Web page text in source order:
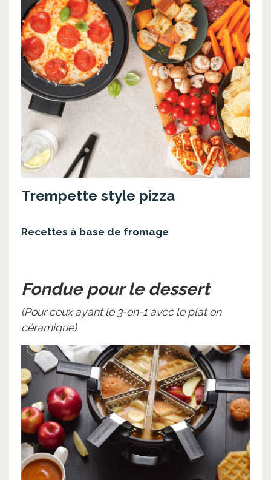
Trempette style pizza
Recettes à base de fromage
Fondue pour le dessert
(Pour ceux ayant le 3-en-1 avec le plat en
céramique)